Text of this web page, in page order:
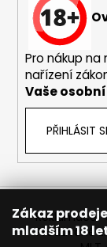
Zákaz
mladším 18
Pro nákup
nařízení
Vaše
PŘIHLÁSIT
Reklamace
Prodávané